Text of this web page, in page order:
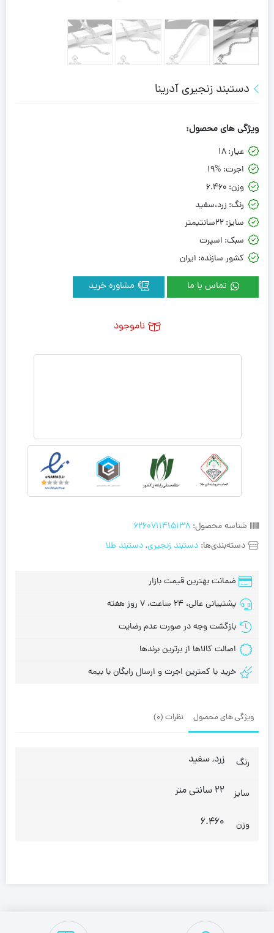
دستبند زنجیری آدرینا
شناسه محصول: 6260711415138
دسته‌بندی‌ها: دستبند زنجیری,دستبند طلا
ویژگی های محصول:
عیار:18
اجرت: 19%
وزن: 6.460
رنگ: زرد،سفید
سایز:22سانتیمتر
سبک: اسپرت
کشور سازنده: ایران
تماس با ما
ضمانت بهترین قیمت بازار
پشتیبانی عالی، 24 ساعت، 7 روز هفته
بازگشت وجه در صورت عدم رضایت
اصالت کالاها از برترین برندها
خرید با کمترین اجرت و ارسال رایگان با بیمه
ناموجود
ویژگی های محصول نظرات (0)
رنگ زرد, سفید
سایز 22 سانتی متر
وزن 6.460